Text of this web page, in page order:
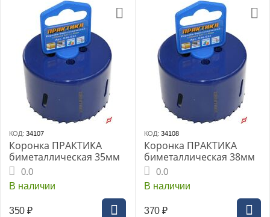
КОД: 34107
Коронка ПРАКТИКА
биметаллическая 35мм
0.0
В наличии
350 ₽
КОД: 34108
Коронка ПРАКТИКА
биметаллическая 38мм
0.0
В наличии
370 ₽